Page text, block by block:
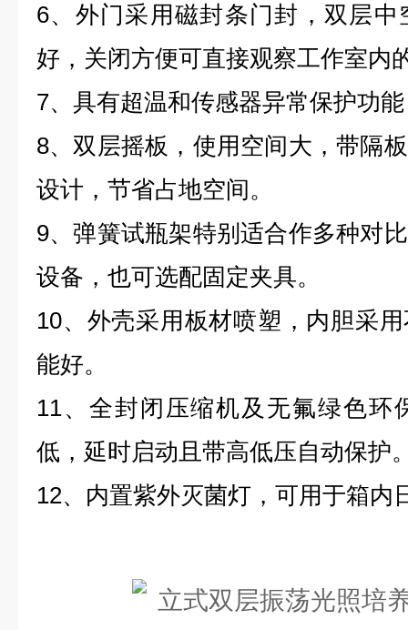
6、外门采用磁封条门封，双层
好，关闭方便可直接观察工作室内
7、具有超温和传感器异常保护功
8、双层摇板，使用空间大，带隔
设计，节省占地空间。
9、弹簧试瓶架特别适合作多种对
设备，也可选配固定夹具。
10、外壳采用板材喷塑，内胆采
能好。
11、全封闭压缩机及无氟绿色环
低，延时启动且带高低压自动保护
12、内置紫外灭菌灯，可用于箱内